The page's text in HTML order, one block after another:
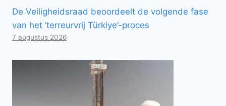
De Veiligheidsraad beoordeelt de volgende fase
van het ‘terreurvrij Türkiye’-proces
7 augustus 2026